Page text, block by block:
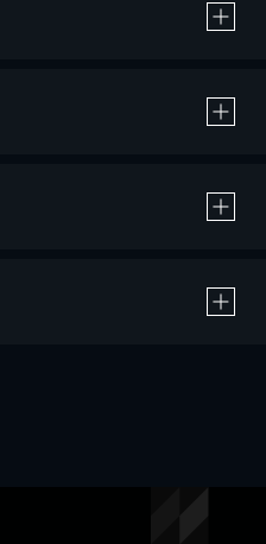
決済による作品の購入 / レンタルです。
レンタルは、20％のポイント還元です。